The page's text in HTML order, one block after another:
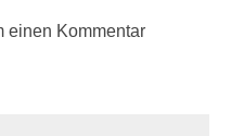
einen Kommentar